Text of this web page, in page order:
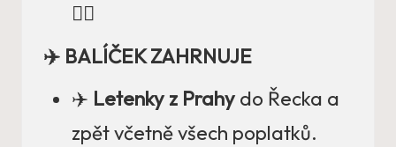
💆‍♀️
✈️ BALÍČEK ZAHRNUJE
✈️ Letenky z Prahy do Řecka a
zpět včetně všech poplatků.